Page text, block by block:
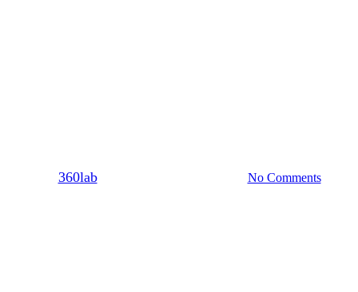
360lab13/04/2021 No Comments